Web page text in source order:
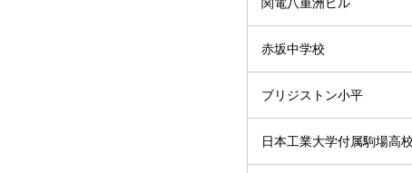
赤坂中学校
ブリジストン小平
日本工業大学付属駒場高